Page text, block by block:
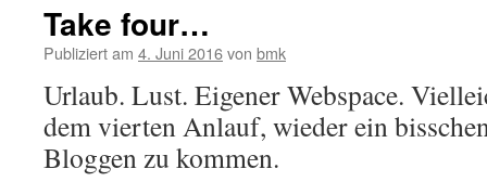
Take four…
Publiziert am 4. Juni 2016von bmk
Urlaub. Lust. Eigener Webspace.
dem vierten Anlauf, wieder ein
Bloggen zu kommen.